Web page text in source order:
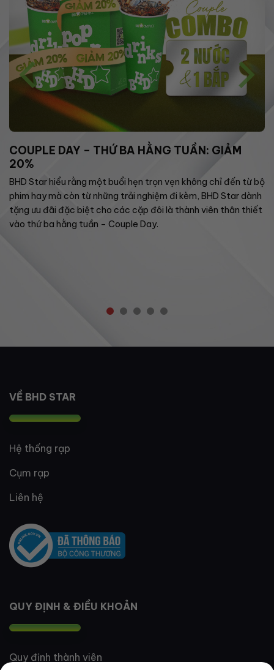
COUPLE DAY – THỨ BA HẰNG TUẦN: GIẢM
20%
BHD Star hiểu rằng một buổi hẹn trọn vẹn không chỉ đến từ bộ
phim hay mà còn từ những trải nghiệm đi kèm, BHD Star dành
tặng ưu đãi đặc biệt cho các cặp đôi là thành viên thân thiết
vào thứ ba hằng tuần – Couple Day.
VỀ BHD STAR
Hệ thống rạp
Cụm rạp
Liên hệ
QUY ĐỊNH & ĐIỀU KHOẢN
Quy định thành viên